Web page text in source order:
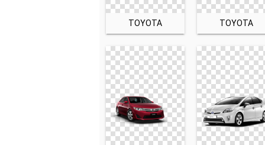
TOYOTA TOYOTA